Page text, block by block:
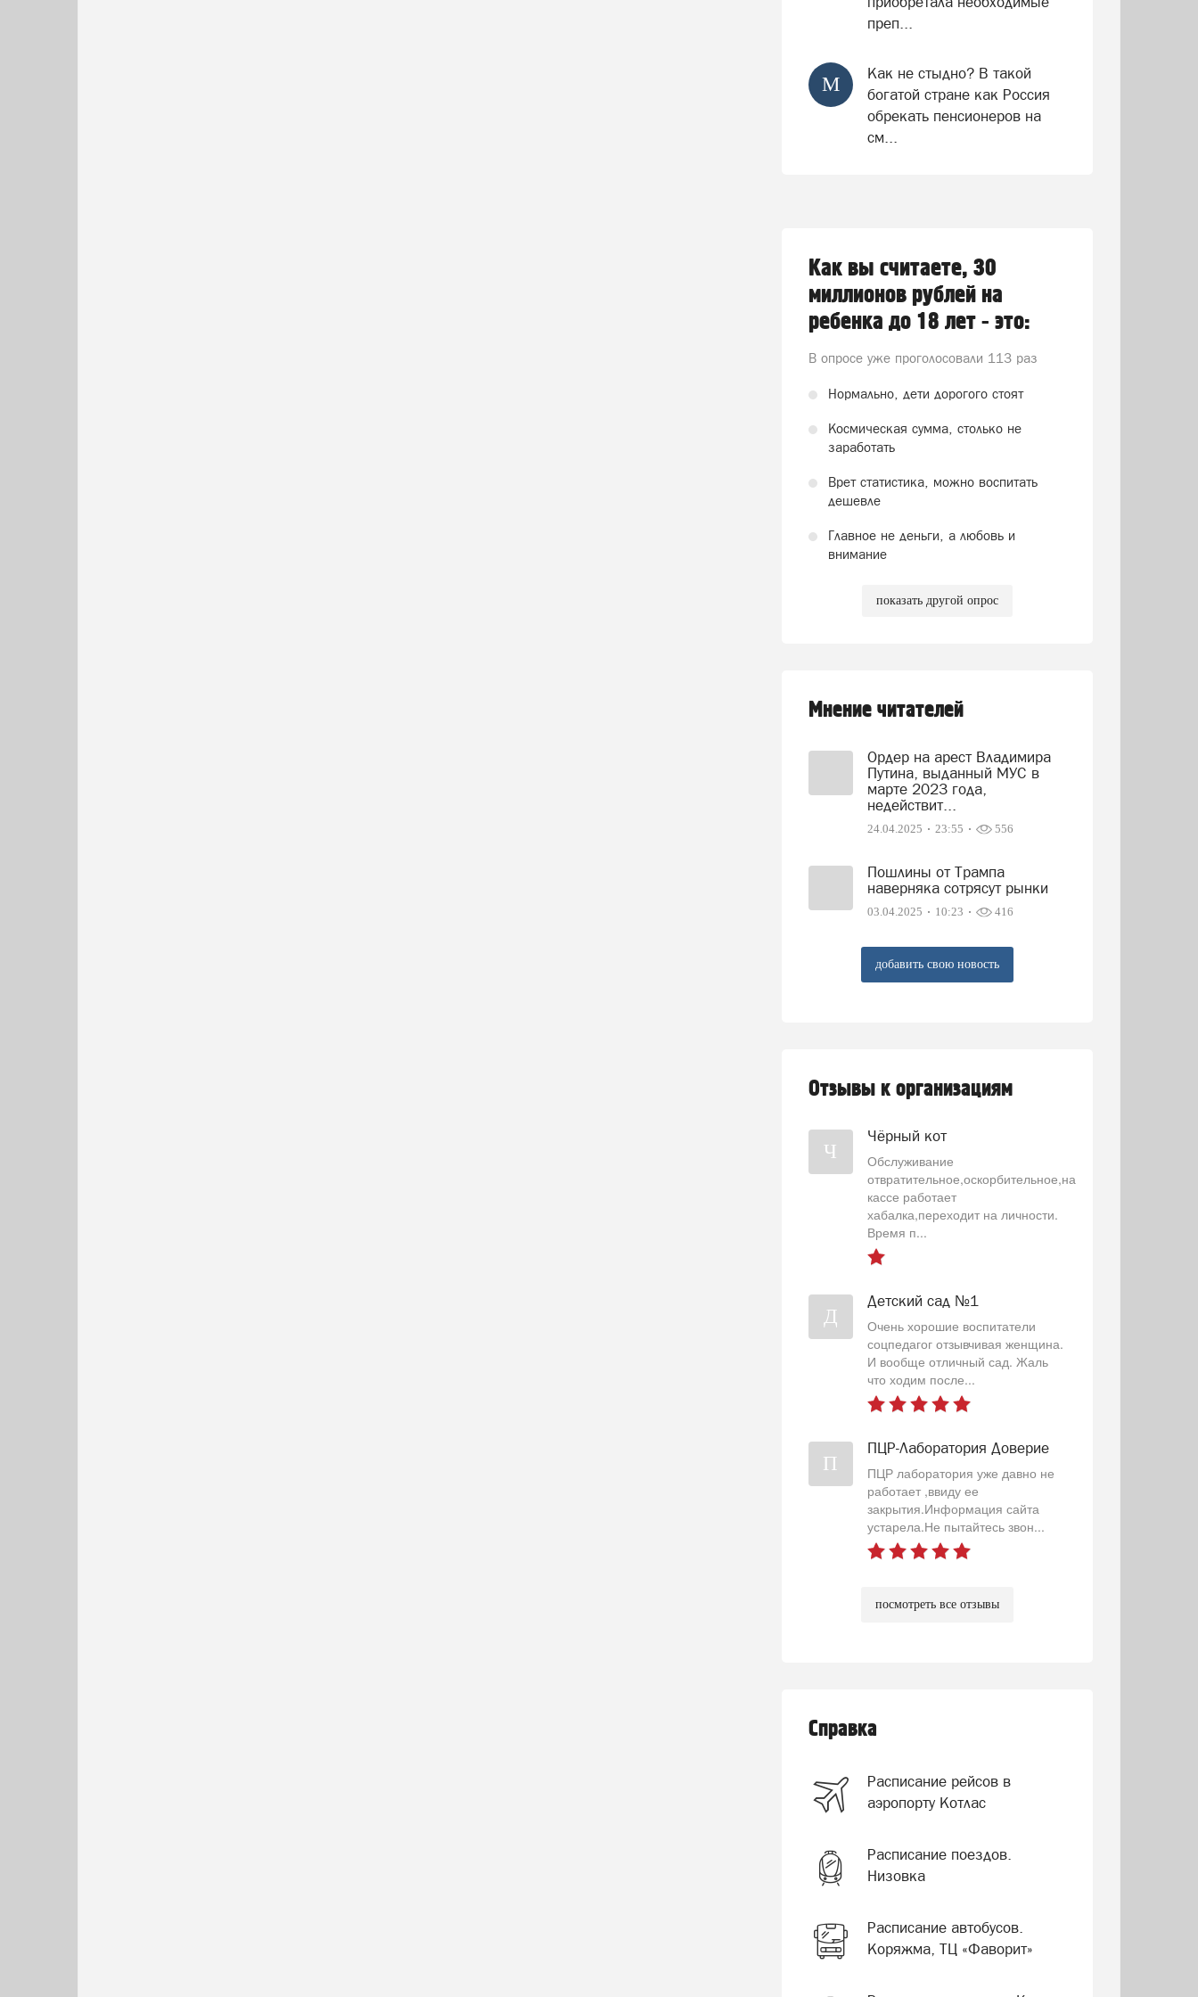
преп...
М
Как не стыдно? В такой
богатой стране как Россия
обрекать пенсионеров на
см...
Как вы считаете, 30
миллионов рублей на
ребенка до 18 лет - это:
В опросе уже проголосовали 113 раз
Нормально, дети дорогого стоят
Космическая сумма, столько не
заработать
Врет статистика, можно воспитать
дешевле
Главное не деньги, а любовь и
внимание
показать другой опрос
Мнение читателей
Ордер на арест Владимира
Путина, выданный МУС в
марте 2023 года,
недействит...
24.04.2025 23:55 556
Пошлины от Трампа
наверняка сотрясут рынки
03.04.2025 10:23 416
добавить свою новость
Отзывы к организациям
Ч
Чёрный кот
Обслуживание
отвратительное,оскорбительное,на
кассе работает
хабалка,переходит на личности.
Время п...
Д
Детский сад №1
Очень хорошие воспитатели
соцпедагог отзывчивая женщина.
И вообще отличный сад. Жаль
что ходим после...
П
ПЦР-Лаборатория Доверие
ПЦР лаборатория уже давно не
работает ,ввиду ее
закрытия.Информация сайта
устарела.Не пытайтесь звон...
посмотреть все отзывы
Справка
Расписание рейсов в
аэропорту Котлас
Расписание поездов.
Низовка
Расписание автобусов.
Коряжма, ТЦ «Фаворит»